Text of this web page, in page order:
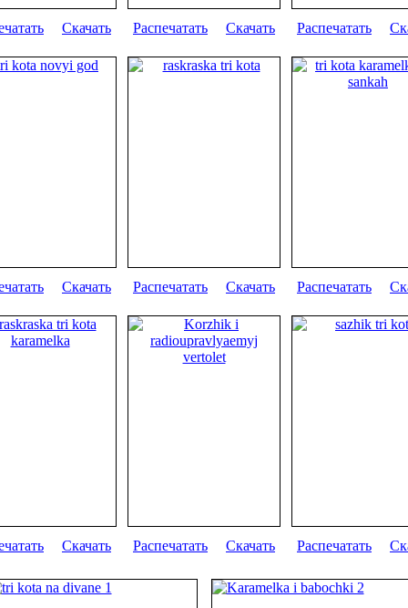
Скачать Распечатать Скачать Распечатать
Скачать Распечатать Скачать Распечатать
Скачать Распечатать Скачать Распечатать